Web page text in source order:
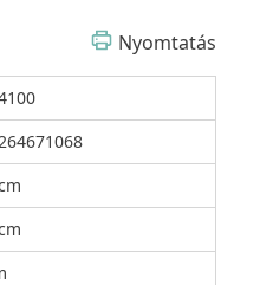
Nyomtatás